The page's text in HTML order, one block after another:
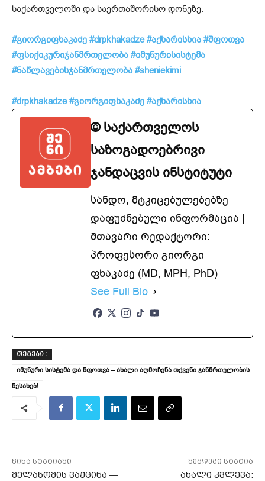
საქართველოში და საერთაშორისო დონეზე.
#გიორგიფხაკაძე #drpkhakadze #აქხარისხია #შფოთვა
#ფსიქიკურიჯანმრთელობა #იმუნურისისტემა
#ნაწლავებისჯანმრთელობა #sheniekimi
#drpkhakadze #გიორგიფხაკაძე #აქხარისხია
© საქართველოს
საზოგადოებრივი
ჯანდაცვის ინსტიტუტი
სანდო, მტკიცებულებებზე
დაფუძნებული ინფორმაცია |
მთავარი რედაქტორი:
პროფესორი გიორგი
ფხაკაძე (MD, MPH, PhD)
See Full Bio
ᲗᲔᲒᲔᲑᲘ :
იმუნური სისტემა და შფოთვა – ახალი აღმოჩენა თქვენი ჯანმრთელობის
შესახებ!
წინა სტატიაში
მელანომის ვაქცინა —
შემდეგი სტატია
ახალი კვლევა: